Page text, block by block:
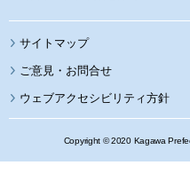
サイトマップ
ウェブアクセシビリティ方針
Copyright © 2020 Kagawa